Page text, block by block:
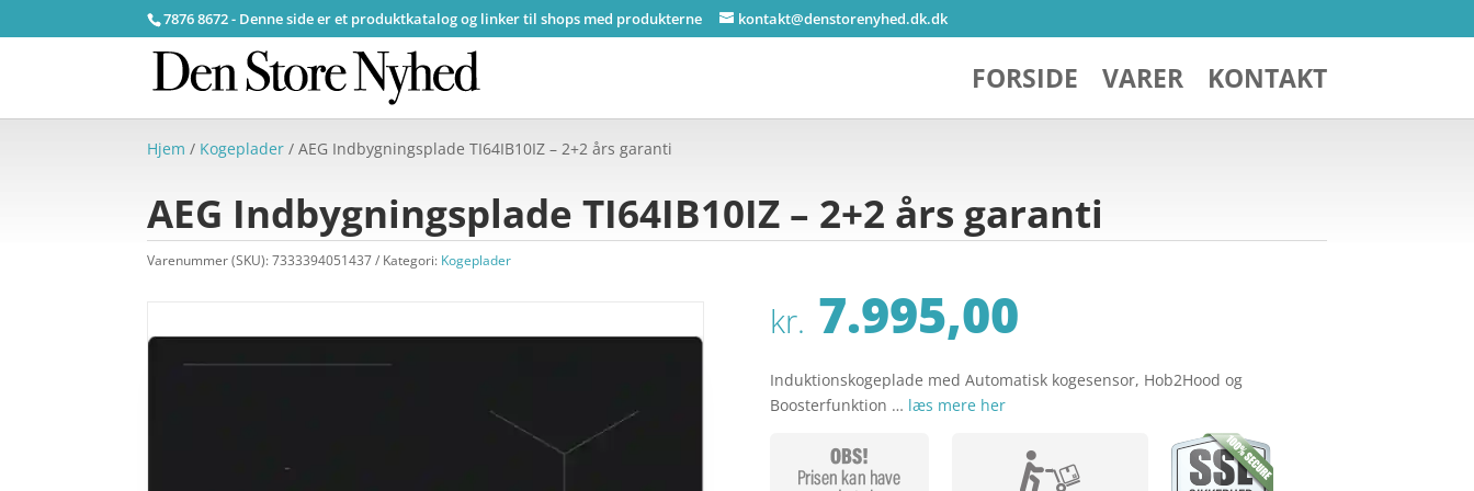
7876 8672 - Denne side er et produktkatalog og linker til shops med produkterne kontakt@denstorenyhed.dk.dk
FORSIDE VARER KONTAKT
Hjem / Kogeplader / AEG Indbygningsplade TI64IB10IZ – 2+2 års garanti
AEG Indbygningsplade TI64IB10IZ – 2+2 års garanti
Varenummer (SKU):7333394051437 Kategori: Kogeplader
kr. 7.995,00
Induktionskogeplade med Automatisk kogesensor, Hob2Hood og
Boosterfunktion … læs mere her